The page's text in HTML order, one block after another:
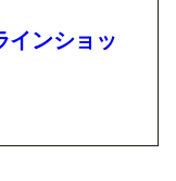
インショッ